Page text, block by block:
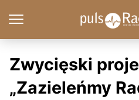
Zwycięski
„Zazieleńmy